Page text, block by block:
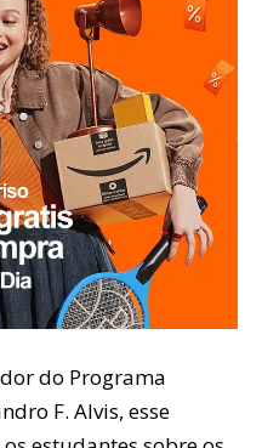
do Programa
F. Alvis, esse